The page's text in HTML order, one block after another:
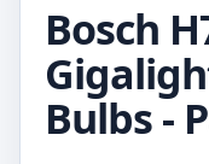
Bosch
Bulbs -